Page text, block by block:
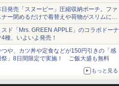
日発売「スヌーピー」圧縮収納ポーチ。ファ
ナー閉めるだけで着替えや荷物がスリムにま
まる
スド「Mrs. GREEN APPLE」のコラボドーナ
4種、いよいよ発売！
つや、カツ丼や定食などが150円引きの「感
祭」8日間限定で実施！ ご飯大盛も無料
もっと見る